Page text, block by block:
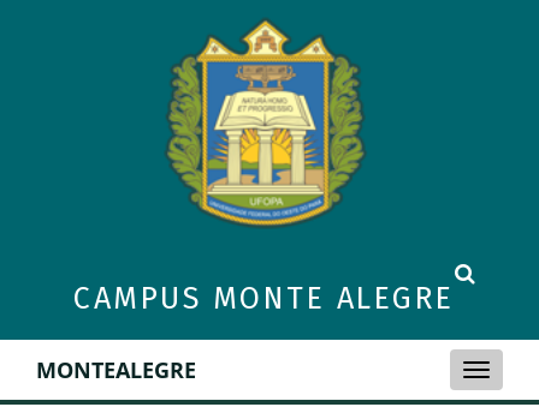
CAMPUS MONTE ALEGRE
Toggle
MONTEALEGRE